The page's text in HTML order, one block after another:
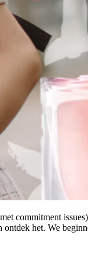
commitment
ontdek het. We